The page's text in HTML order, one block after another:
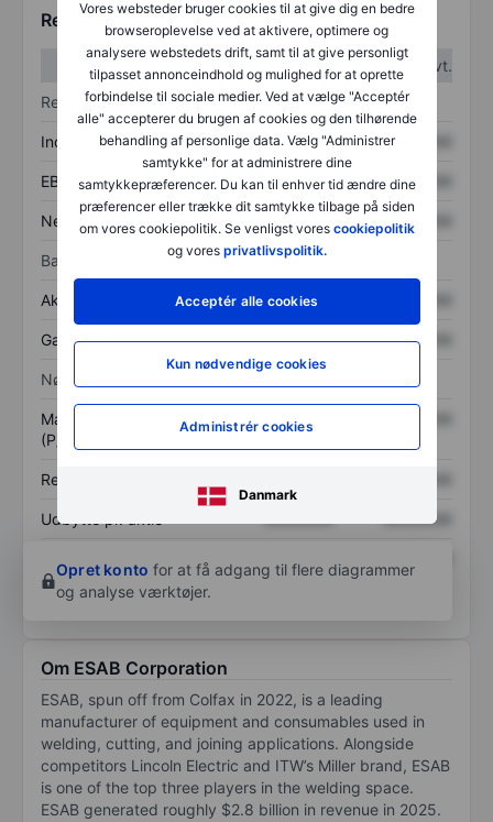
Vores websteder bruger cookies til at give dig en bedre
browseroplevelse ved at aktivere, optimere og
analysere webstedets drift, samt til at give personligt
tilpasset annonceindhold og mulighed for at oprette
forbindelse til sociale medier. Ved at vælge "Acceptér
alle" accepterer du brugen af cookies og den tilhørende
behandling af personlige data. Vælg "Administrer
samtykke" for at administrere dine
samtykkepræferencer. Du kan til enhver tid ændre dine
præferencer eller trække dit samtykke tilbage på siden
om vores cookiepolitik. Se venligst vores cookiepolitik
og vores privatlivspolitik.
Acceptér alle cookies
Kun nødvendige cookies
Administrér cookies
Danmark
Regnskabstal
1. kvt.
2. kvt.
Resultatopgørelse
Indtægter XXXXXXX XXXXXXX
EBITDA XXXXXXX XXXXXXX
Nettoresultat XXXXXXX XXXXXXX
Balance
Aktiver i alt XXXXXXX
Gæld XXXXXXX XXXXXXX
Nøgletal
Markedsværdi/omsætning
(P/S)
XXXXXXX
Resultat pr. aktie (EPS)
Udbytte pr. aktie XXXXXXX
Opret konto for at få adgang til flere diagrammer
og analyse værktøjer.
Om ESAB Corporation
ESAB, spun off from Colfax in 2022, is a leading
manufacturer of equipment and consumables used in
welding, cutting, and joining applications. Alongside
competitors Lincoln Electric and ITW’s Miller brand, ESAB
is one of the top three players in the welding space.
ESAB generated roughly $2.8 billion in revenue in 2025.